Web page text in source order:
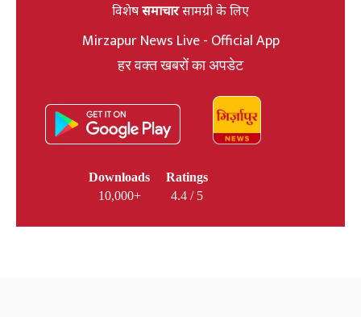
विशेषसमाचारसामग्री के लिए
Mirzapur News Live - Official App
हर वक्त खबरों का अपडेट
Downloads
10,000+
Ratings
4.4 / 5